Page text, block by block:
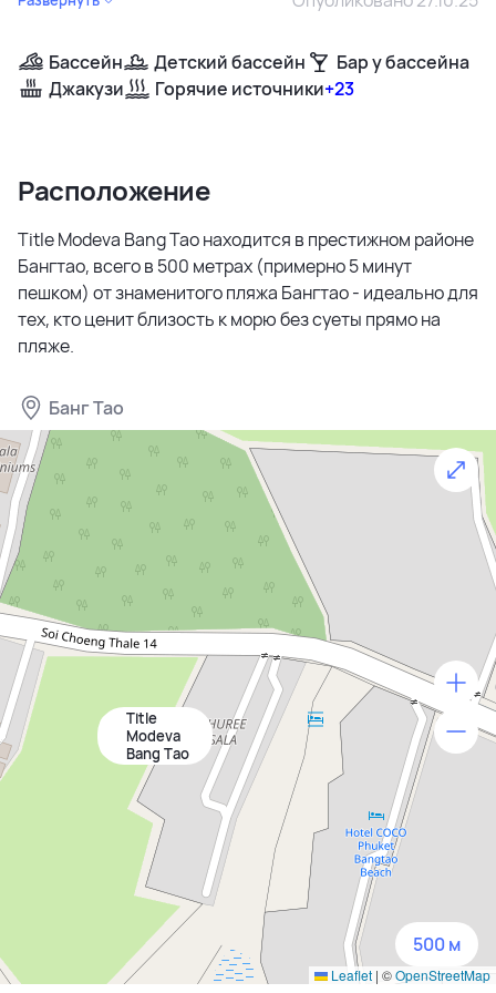
Бассейн Детский бассейн
Бар у бассейна
Джакузи
Горячие источники+23
Расположение
Title Modeva Bang Tao находится в престижном районе
Бангтао, всего в 500 метрах (примерно 5 минут
пешком) от знаменитого пляжа Бангтао - идеально для
тех, кто ценит близость к морю без суеты прямо на
пляже.
Банг Тао
Title
Modeva
Bang Tao
Leaflet | ©OpenStreetMap
500 м
500 м
1500 м
3 км
5 км